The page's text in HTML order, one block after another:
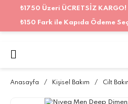
₺1750 Üzeri ÜCRETSİZ KARGO!
₺150 Fark ile Kapıda Ödeme
Anasayfa Kişisel Bakım Cilt